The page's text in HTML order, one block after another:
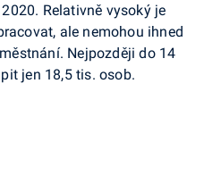
Relativně vysoký je
ale nemohou ihned
Nejpozději do 14
jen 18,5 tis. osob.